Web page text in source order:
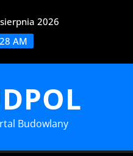
2026
AM
Budowlany